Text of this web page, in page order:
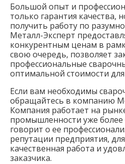
Большой опыт и
только гарантия качества,
получить работу по
Металл-Эксперт
конкурентным ценам в
свою очередь, позволяет
профессиональные
оптимальной стоимости
Если вам необходимы
обращайтесь в компанию
Компания работает на
промышленности уже более
говорит о ее
репутации предприятия,
качественная работа и
заказчика.